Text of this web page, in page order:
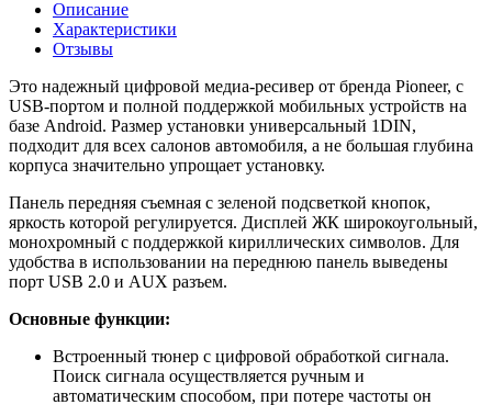
Описание
Характеристики
Отзывы
Это надежный цифровой медиа-ресивер от бренда Pioneer, с
USB-портом и полной поддержкой мобильных устройств на
базе Android. Размер установки универсальный 1DIN,
подходит для всех салонов автомобиля, а не большая глубина
корпуса значительно упрощает установку.
Панель передняя съемная с зеленой подсветкой кнопок,
яркость которой регулируется. Дисплей ЖК широкоугольный,
монохромный с поддержкой кириллических символов. Для
удобства в использовании на переднюю панель выведены
порт USB 2.0 и AUX разъем.
Основные функции:
Встроенный тюнер с цифровой обработкой сигнала.
Поиск сигнала осуществляется ручным и
автоматическим способом, при потере частоты он